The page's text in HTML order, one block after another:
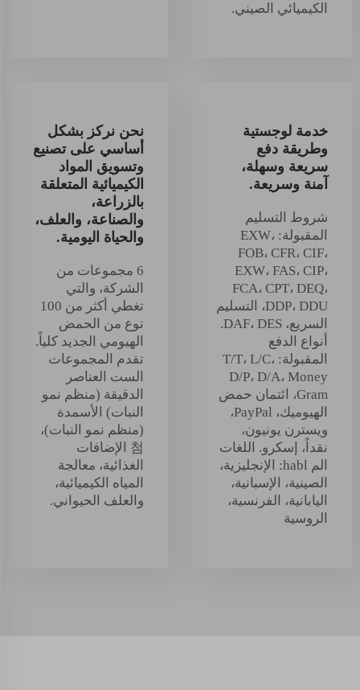
الكيميائي الصيني.
خدمة لوجستية
وطريقة دفع
سريعة وسهلة،
آمنة وسريعة.
شروط التسليم
المقبولة: EXW،
FOB، CFR، CIF،
EXW، FAS، CIP،
FCA، CPT، DEQ،
DDP، DDU، التسليم
السريع، DAF، DES.
أنواع الدفع
المقبولة: T/T، L/C،
D/P، D/A، Money
Gram، ائتمان حمض
الهيوميك، PayPal،
ويسترن يونيون،
نقداً، إسكرو. اللغات
الم habl: الإنجليزية،
الصينية، الإسبانية،
اليابانية، الفرنسية،
الروسية
نحن نركز بشكل
أساسي على تصنيع
وتسويق المواد
الكيميائية المتعلقة
بالزراعة،
والصناعة، والعلف،
والحياة اليومية.
6 مجموعات من
الشركة، والتي
تغطي أكثر من 100
نوع من الحمض
الهيومي الجديد كلياً.
تقدم المجموعات
الست العناصر
الدقيقة (منظم نمو
النبات) الأسمدة
(منظم نمو النبات)،
첨 الإضافات
الغذائية، معالجة
المياه الكيميائية،
والعلف الحيواني.